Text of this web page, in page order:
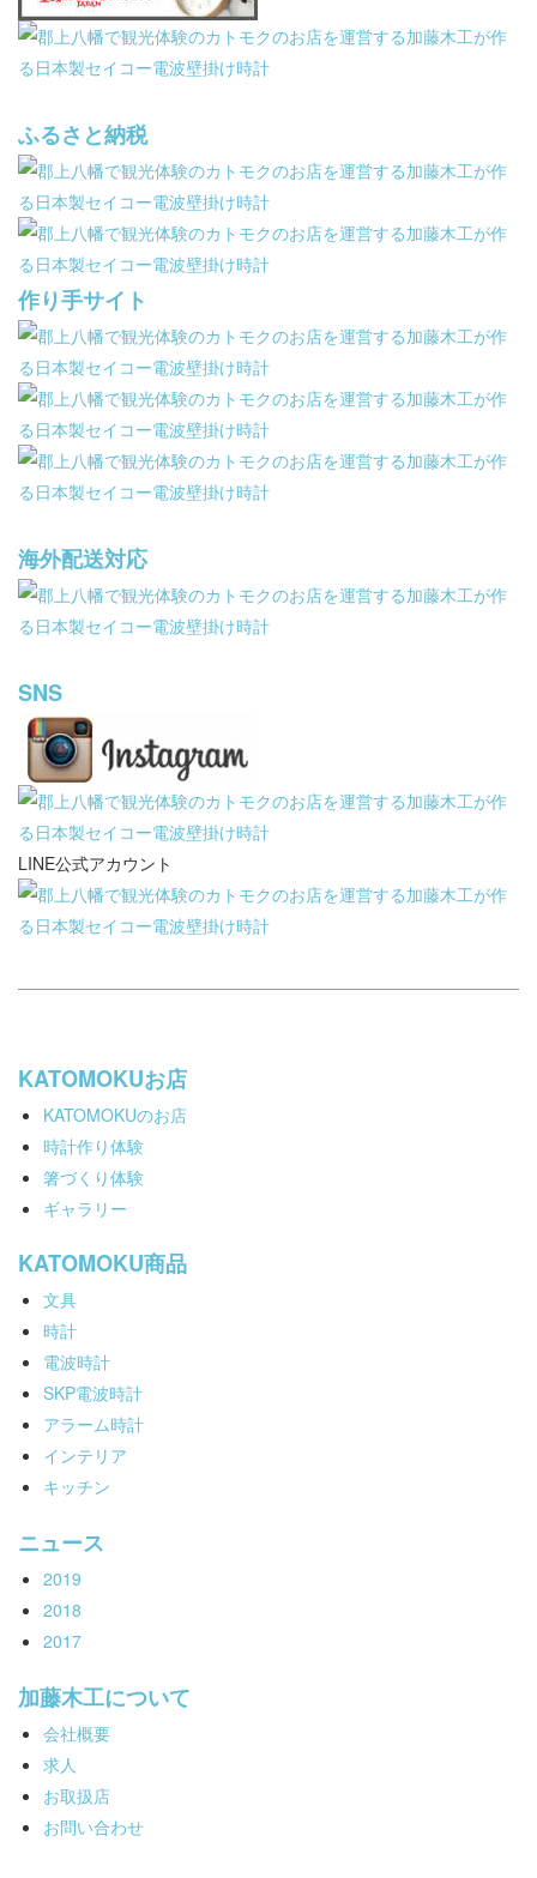
ふるさと納税
作り手サイト
海外配送対応
SNS
LINE公式アカウント
KATOMOKUお店
KATOMOKUのお店
時計作り体験
箸づくり体験
ギャラリー
KATOMOKU商品
文具
時計
電波時計
SKP電波時計
アラーム時計
インテリア
キッチン
ニュース
2019
2018
2017
加藤木工について
会社概要
求人
お取扱店
お問い合わせ